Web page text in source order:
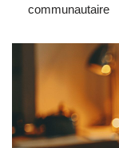
communautaire